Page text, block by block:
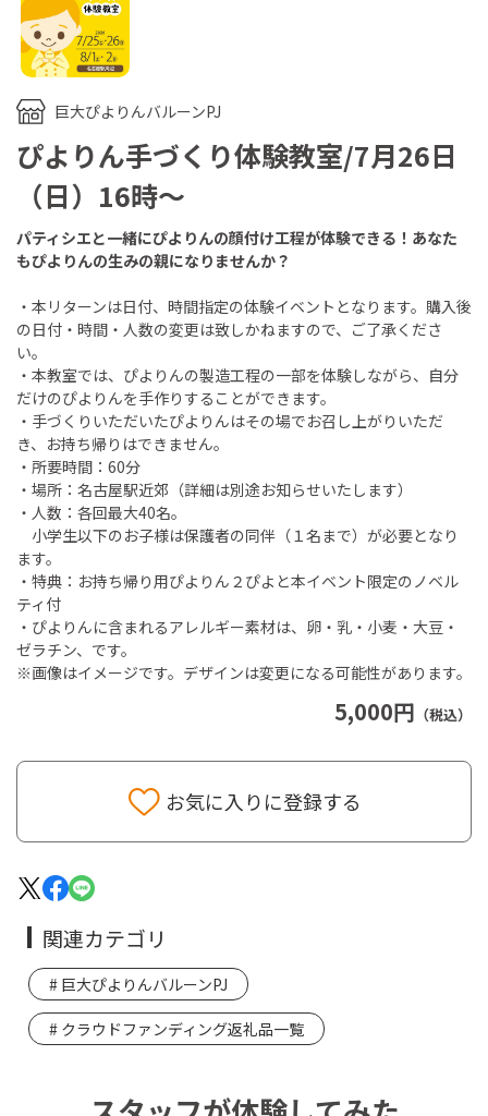
巨大ぴよりんバルーンPJ
ぴよりん手づくり体験教室/7月26日
（日）16時～
5,000円 （税込）
パティシエと一緒にぴよりんの顔付け工程が体験できる！あなた
もぴよりんの生みの親になりませんか？
・本リターンは日付、時間指定の体験イベントとなります。購入後
の日付・時間・人数の変更は致しかねますので、ご了承くださ
い。
・本教室では、ぴよりんの製造工程の一部を体験しながら、自分
だけのぴよりんを手作りすることができます。
・手づくりいただいたぴよりんはその場でお召し上がりいただ
き、お持ち帰りはできません。
・所要時間：60分
・場所：名古屋駅近郊（詳細は別途お知らせいたします）
・人数：各回最大40名。
小学生以下のお子様は保護者の同伴（１名まで）が必要となり
ます。
・特典：お持ち帰り用ぴよりん２ぴよと本イベント限定のノベル
ティ付
・ぴよりんに含まれるアレルギー素材は、卵・乳・小麦・大豆・
ゼラチン、です。
※画像はイメージです。デザインは変更になる可能性があります。
お気に入りに登録する
関連カテゴリ
巨大ぴよりんバルーンPJ
クラウドファンディング返礼品一覧